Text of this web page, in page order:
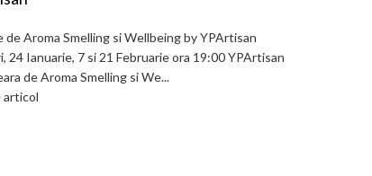
de Aroma Smelling si Wellbeing by YPArtisan
24 Ianuarie, 7 si 21 Februarie ora 19:00 YPArtisan
de Aroma Smelling si We...